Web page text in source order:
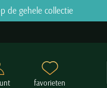
de gehele collectie
favorieten